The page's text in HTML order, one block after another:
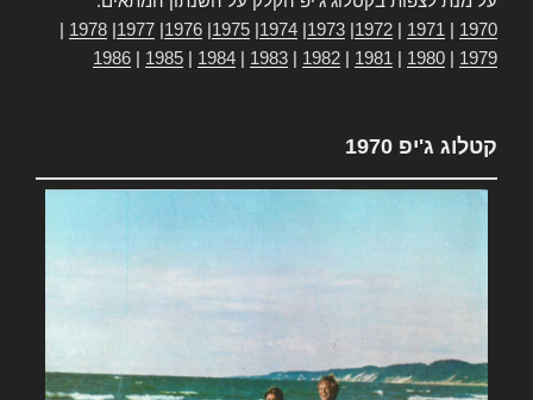
1970
1971
1972
1973
1974
1975
1976
1977
1978
1979
1980
1981
1982
1983
1984
1985
1986
קטלוג ג'יפ 1970